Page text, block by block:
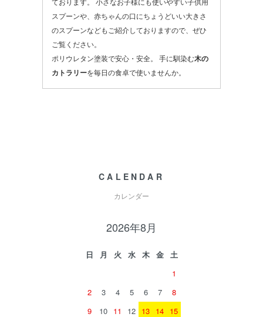
スプーンや、赤ちゃんの口にちょうどいい大きさ
のスプーンなどもご紹介しておりますので、ぜひ
ご覧ください。
ポリウレタン塗装で安心・安全。 手に馴染む木の
カトラリーを毎日の食卓で使いませんか。
CALENDAR
カレンダー
2026年8月
日 月 火 水 木 金
土
1
2
3 4 5 6 7
8
9
10 11 12 13 14 15